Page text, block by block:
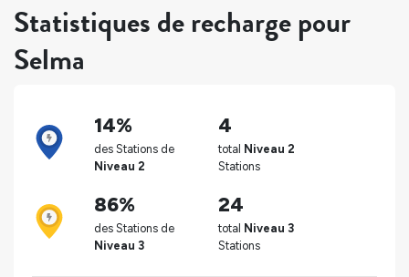
Statistiques de recharge pour
Selma
14%
des Stations de
Niveau 2
4
total Niveau 2
Stations
86%
des Stations de
Niveau 3
24
total Niveau 3
Stations